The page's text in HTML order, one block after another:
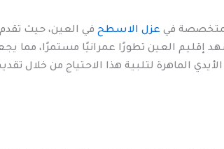
في عزل الاسطح في العين، حيث
إقليم العين تطورًا عمرانيًا مستمرًا، مما
الماهرة لتلبية هذا الاحتياج من خلال